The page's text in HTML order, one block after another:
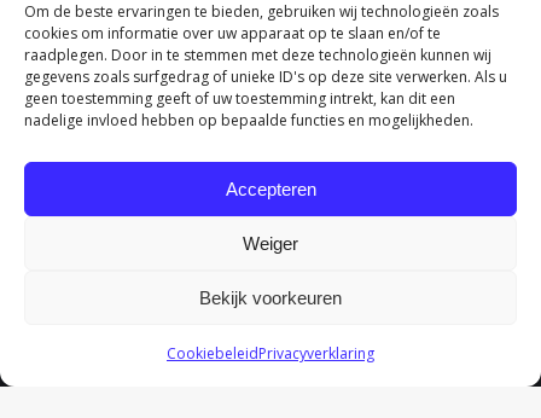
Om de beste ervaringen te bieden, gebruiken wij technologieën zoals
cookies om informatie over uw apparaat op te slaan en/of te
raadplegen. Door in te stemmen met deze technologieën kunnen wij
gegevens zoals surfgedrag of unieke ID's op deze site verwerken. Als u
geen toestemming geeft of uw toestemming intrekt, kan dit een
nadelige invloed hebben op bepaalde functies en mogelijkheden.
Accepteren
Weiger
Bekijk voorkeuren
CookiebeleidPrivacyverklaring